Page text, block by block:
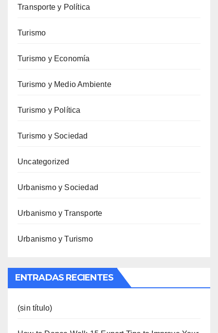
Transporte y Política
Turismo
Turismo y Economía
Turismo y Medio Ambiente
Turismo y Política
Turismo y Sociedad
Uncategorized
Urbanismo y Sociedad
Urbanismo y Transporte
Urbanismo y Turismo
ENTRADAS RECIENTES
(sin título)